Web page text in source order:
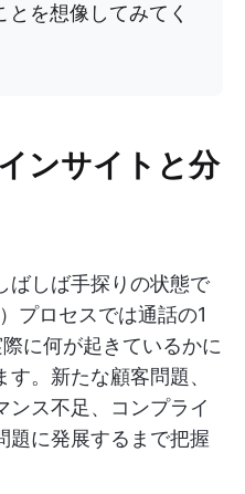
を想像してみてく
ンサイトと分
ばしば手探りの状態で
プロセスでは通話の1
に何が起きているかに
。新たな顧客問題、
ンス不足、コンプライ
題に発展するまで把握